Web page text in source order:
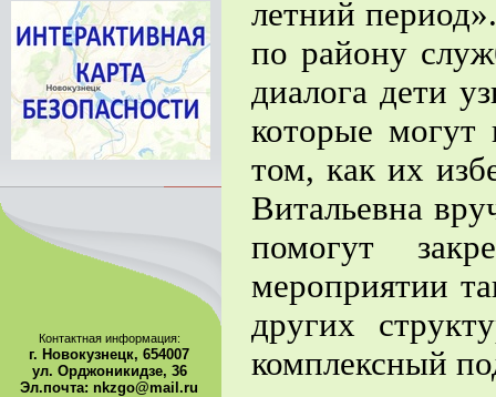
летний
по району
диалога дети
которые могут
том, как их
Витальевна
помогут
мероприятии
других
комплексный
Контактная информация:
г. Новокузнецк, 654007
ул. Орджоникидзе, 36
Эл.почта: nkzgo@mail.ru